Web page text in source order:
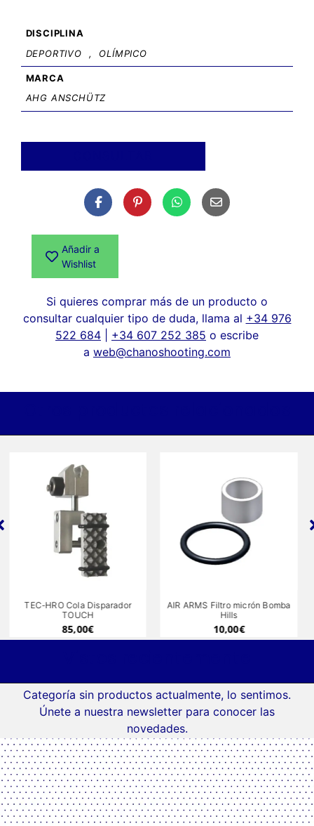
DISCIPLINA
DEPORTIVO
, OLÍMPICO
MARCA
AHG ANSCHÜTZ
Añadir a
Wishlist
Si quieres comprar más de un producto o
consultar cualquier tipo de duda, llama al +34 976
522 684
+34 607 252 385 o escribe
a web@chanoshooting.com
TEC-HRO Cola Disparador
TOUCH
85,00€
AIR ARMS Filtro micrón Bomba
Hills
10,00€
Categoría sin productos actualmente, lo sentimos.
Únete a nuestra newsletter para conocer las
novedades.